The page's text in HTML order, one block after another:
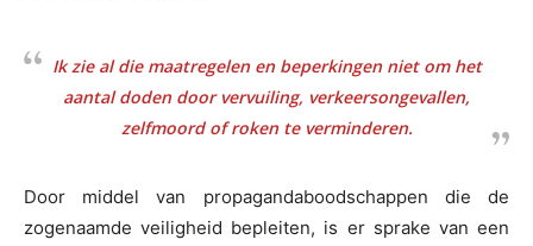
Ik zie al die maatregelen en beperkingen niet om het
aantal doden door vervuiling, verkeersongevallen,
zelfmoord of roken te verminderen.
Door middel van propagandaboodschappen die de
zogenaamde veiligheid bepleiten, is er sprake van een